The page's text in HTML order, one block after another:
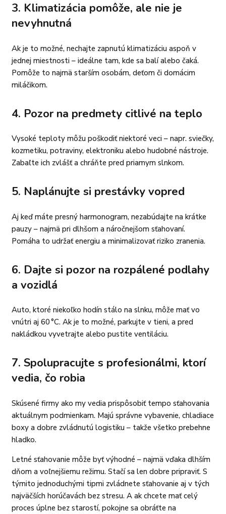
3. Klimatizácia pomôže, ale nie je
nevyhnutná
Ak je to možné, nechajte zapnutú klimatizáciu aspoň v
jednej miestnosti – ideálne tam, kde sa balí alebo čaká.
Pomôže to najmä starším osobám, deťom či domácim
miláčikom.
4. Pozor na predmety citlivé na teplo
Vysoké teploty môžu poškodiť niektoré veci – napr. sviečky,
kozmetiku, potraviny, elektroniku alebo hudobné nástroje.
Zabaľte ich zvlášť a chráňte pred priamym slnkom.
5. Naplánujte si prestávky vopred
Aj keď máte presný harmonogram, nezabúdajte na krátke
pauzy – najmä pri dlhšom a náročnejšom sťahovaní.
Pomáha to udržať energiu a minimalizovať riziko zranenia.
6. Dajte si pozor na rozpálené podlahy
a vozidlá
Auto, ktoré niekoľko hodín stálo na slnku, môže mať vo
vnútri aj 60 °C. Ak je to možné, parkujte v tieni, a pred
nakládkou vyvetrajte alebo pustite ventiláciu.
7. Spolupracujte s profesionálmi, ktorí
vedia, čo robia
Skúsené firmy ako my vedia prispôsobiť tempo sťahovania
aktuálnym podmienkam. Majú správne vybavenie, chladiace
boxy a dobre zvládnutú logistiku – takže všetko prebehne
hladko.
Letné sťahovanie môže byť výhodné – najmä vďaka dlhším
dňom a voľnejšiemu režimu. Stačí sa len dobre pripraviť. S
týmito jednoduchými tipmi zvládnete sťahovanie aj v tých
najväčších horúčavách bez stresu. A ak chcete mať celý
proces úplne bez starostí, pokojne sa obráťte na